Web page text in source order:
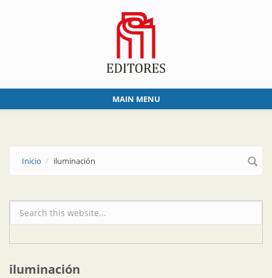
MAIN MENU
Inicio iluminación
Formulario de búsqueda
iluminación